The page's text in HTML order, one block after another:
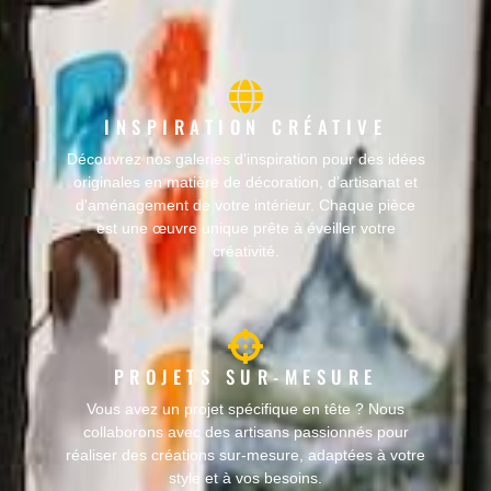
INSPIRATION CRÉATIVE
Découvrez nos galeries d’inspiration pour des idées
originales en matière de décoration, d’artisanat et
d'aménagement de votre intérieur. Chaque pièce
est une œuvre unique prête à éveiller votre
créativité.
PROJETS SUR-MESURE
Vous avez un projet spécifique en tête ? Nous
collaborons avec des artisans passionnés pour
réaliser des créations sur-mesure, adaptées à votre
style et à vos besoins.